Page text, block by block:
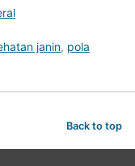
janin, pola
Back to top